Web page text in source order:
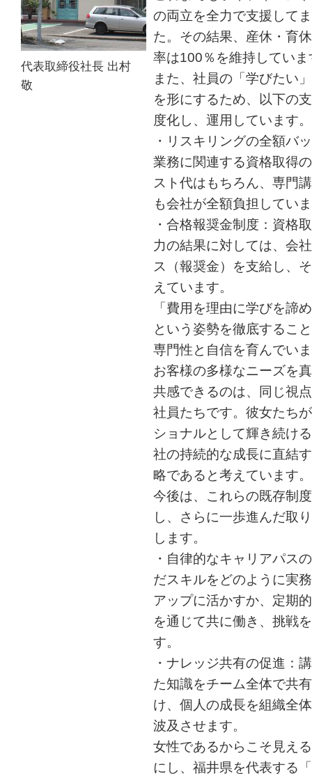
代表取締役社長 出村
敬
の両立を全力で支援して
た。その結果、産休・育
率は100％を維持してい
また、社員の「学びたい
を形にするため、以下の
度化し、運用しています。
・リスキリングの全額バ
業務に関連する資格取得
スト代はもちろん、専門
も会社が全額負担してい
・合格報奨金制度：資格
力の結果に対しては、会
ス（報奨金）を支給し、
えています。
「費用を理由に学びを諦
という姿勢を徹底するこ
専門性と自信を育んでい
お客様の多様なニーズを
共感できるのは、同じ視
社員たちです。彼女たち
ショナルとして輝き続け
社の持続的な成長に直結
略であると考えています。
今後は、これらの既存制
し、さらに一歩進んだ取
します。
・自律的なキャリアパス
だスキルをどのように実
アップに活かすか、定期
を通じて共に働き、挑戦
す。
・ナレッジ共有の促進：
た知識をチーム全体で共
け、個人の成長を組織全
波及させます。
女性であるからこそ見え
にし、福井県を代表する